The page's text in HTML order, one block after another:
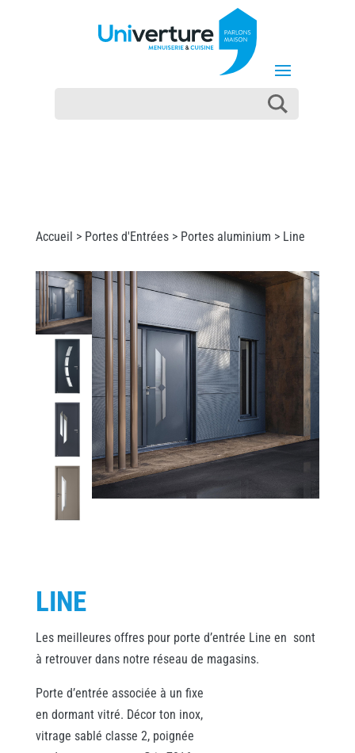
Accueil > Portes d'Entrées> Portes aluminium > Line
LINE
Les meilleures offres pour porte d’entrée Line en sont
à retrouver dans notre réseau de magasins.
Porte d’entrée associée à un fixe
en dormant vitré. Décor ton inox,
vitrage sablé classe 2, poignée